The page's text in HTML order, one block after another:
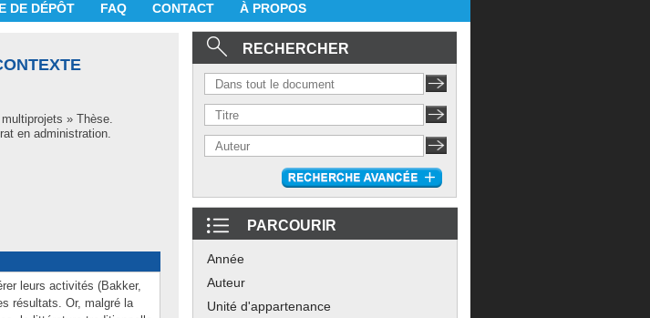
DE DÉPÔT FAQ CONTACT À PROPOS
» Thèse.
en administration.
leurs activités (Bakker,
résultats. Or, malgré la
RECHERCHER
PARCOURIR
Année
Auteur
Unité d'appartenance